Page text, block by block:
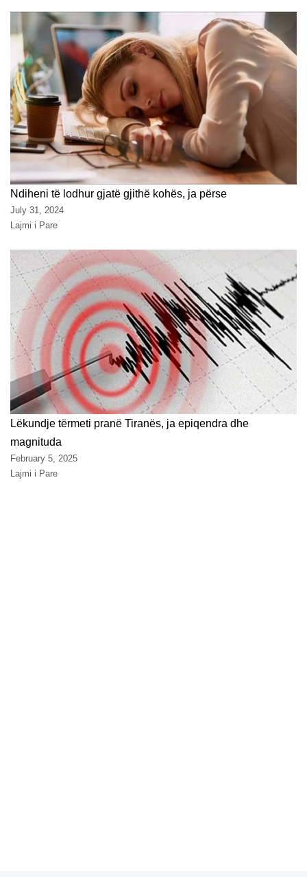
Ndiheni të lodhur gjatë gjithë kohës, ja përse
July 31, 2024
Lajmi i Pare
Lëkundje tërmeti pranë Tiranës, ja epiqendra dhe
magnituda
February 5, 2025
Lajmi i Pare